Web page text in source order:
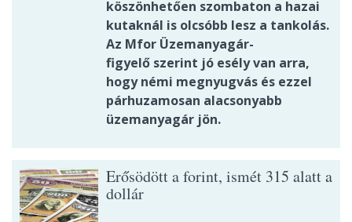
köszönhetően szombaton a hazai
kutaknál is olcsóbb lesz a tankolás.
Az Mfor Üzemanyagár-
figyelő szerint jó esély van arra,
hogy némi megnyugvás és ezzel
párhuzamosan alacsonyabb
üzemanyagár jön.
Erősödött a forint, ismét 315 alatt a
dollár